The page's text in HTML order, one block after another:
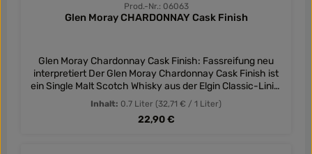
Prod.-Nr.: 06063
Glen Moray CHARDONNAY Cask Finish
Glen Moray Chardonnay Cask Finish: Fassreifung neu
interpretiert Der Glen Moray Chardonnay Cask Finish ist
ein Single Malt Scotch Whisky aus der Elgin Classic-Linie.
Durch die zusätzliche Reifung in ehemaligen
Chardonnay-Weinfässern erhält dieser Whisky
einzigartige Geschmacksnoten, die Frische und Süße in
Inhalt: 0.7 Liter (32,71 € / 1 Liter)
Regulärer Preis:
22,90 €